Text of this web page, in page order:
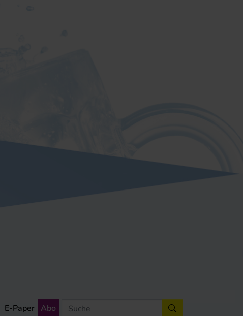
E-Paper Abo